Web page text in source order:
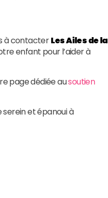
à contacterLes Ailes de la
enfant pour l’aider à
page dédiée ausoutien
et épanoui à